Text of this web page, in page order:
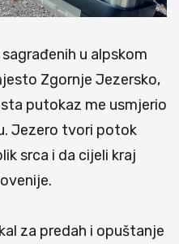
u alpskom
Zgornje Jezersko,
putokaz me usmjerio
Jezero tvori potok
srca i da cijeli kraj
za predah i opuštanje